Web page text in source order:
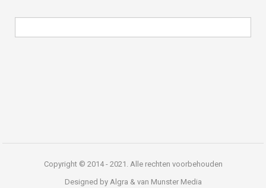
Copyright © 2014 - 2021. Alle rechten voorbehouden
Designed by Algra & van Munster Media